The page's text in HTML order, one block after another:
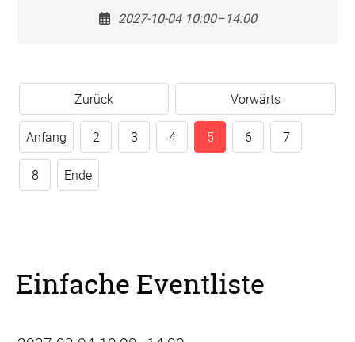
2027-10-04 10:00–14:00
Zurück Vorwärts
Anfang 2 3 4 5 6 7
8 Ende
Einfache Eventliste